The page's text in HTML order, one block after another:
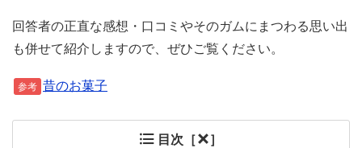
回答者の正直な感想・口コミやそのガムにまつわる思い出
も併せて紹介しますので、ぜひご覧ください。
参考 昔のお菓子
目次［ ］